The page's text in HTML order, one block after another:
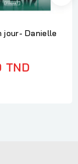
jour- Danielle
TND